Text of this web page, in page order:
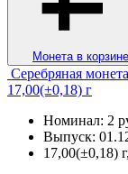
Монета в корзине
Серебряная
17,00(±0,18) г
Номинал: 2
Выпуск:
17,00(±0,18)